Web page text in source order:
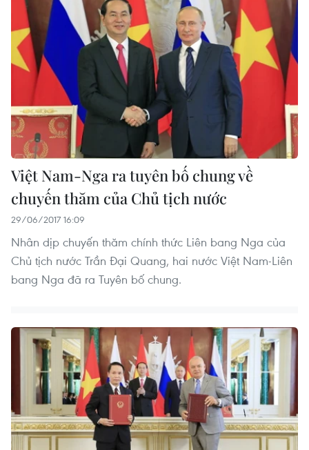
Việt Nam-Nga ra tuyên bố chung về
chuyến thăm của Chủ tịch nước
29/06/2017 16:09
Nhân dịp chuyến thăm chính thức Liên bang Nga của
Chủ tịch nước Trần Đại Quang, hai nước Việt Nam-Liên
bang Nga đã ra Tuyên bố chung.